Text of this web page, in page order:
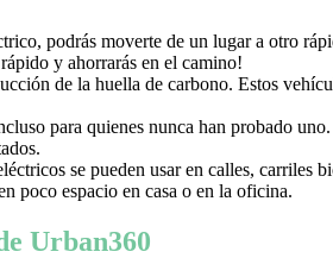
podrás moverte de un lugar a otro
y ahorrarás en el camino!
de la huella de carbono. Estos
para quienes nunca han probado
se pueden usar en calles, carriles
poco espacio en casa o en la oficina.
Urban360